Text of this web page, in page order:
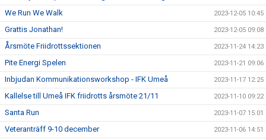
We Run We Walk 2023-12-05 10:45
Grattis Jonathan! 2023-12-05 09:08
Årsmöte Friidrottssektionen 2023-11-24 14:23
Pite Energi Spelen 2023-11-21 09:06
Inbjudan Kommunikationsworkshop - IFK Umeå 2023-11-17 12:25
Kallelse till Umeå IFK friidrotts årsmöte 21/11 2023-11-10 09:22
Santa Run 2023-11-07 15:01
Veteranträff 9-10 december 2023-11-06 14:51